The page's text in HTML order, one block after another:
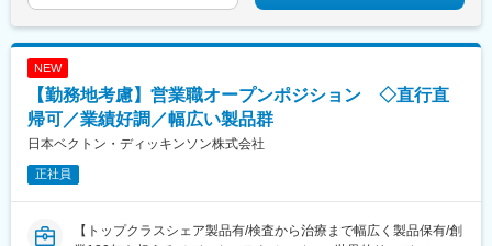
125日、退職金制度など福利厚生も充実しており、長期的に就業
できる環境です。
NEW
【勤務地考慮】営業職オープンポジション ◇直行直
帰可／業績好調／幅広い製品群
日本ベクトン・ディッキンソン株式会社
正社員
【トップクラスシェア製品有/検査から治療まで幅広く製品保有/創